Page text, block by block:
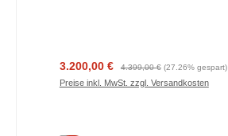
Verkaufspreis:
3.200,00 € Regulärer Preis:
4.399,00 € (27.26% gespart)
Preise inkl. MwSt. zzgl. Versandkosten